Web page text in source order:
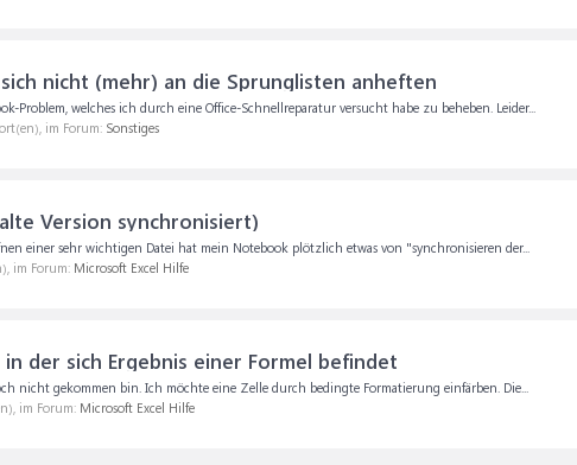
nicht (mehr) an die Sprunglisten anheften
Problem, welches ich durch eine Office-Schnellreparatur versucht habe zu beheben. Leider...
im Forum: Sonstiges
Version synchronisiert)
einer sehr wichtigen Datei hat mein Notebook plötzlich etwas von "synchronisieren der...
im Forum: Microsoft Excel Hilfe
der sich Ergebnis einer Formel befindet
nicht gekommen bin. Ich möchte eine Zelle durch bedingte Formatierung einfärben. Die...
im Forum: Microsoft Excel Hilfe